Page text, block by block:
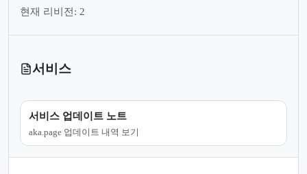
현재 리비전: 2
서비스
서비스 업데이트 노트
aka.page 업데이트 내역 보기